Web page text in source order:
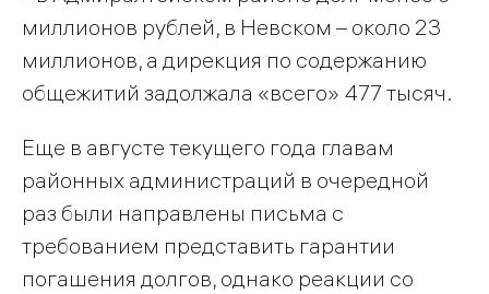
миллионов рублей, в Невском – около 23
миллионов, а дирекция по содержанию
общежитий задолжала «всего» 477 тысяч.
Еще в августе текущего года главам
районных администраций в очередной
раз были направлены письма с
требованием представить гарантии
погашения долгов, однако реакции со